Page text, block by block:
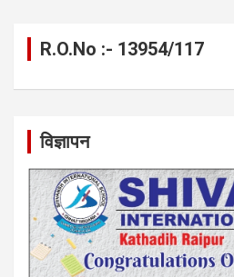
R.O.No :- 13954/117
विज्ञापन